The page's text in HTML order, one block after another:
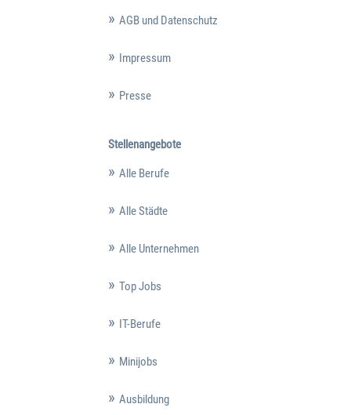
AGB und Datenschutz
Impressum
Presse
Stellenangebote
Alle Berufe
Alle Städte
Alle Unternehmen
Top Jobs
IT-Berufe
Minijobs
Ausbildung